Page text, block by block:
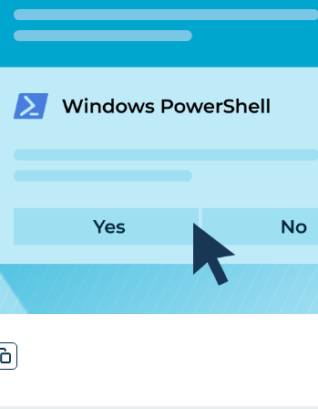
VENTAS MIRA UNA DEMO
DE VENTAS MIRA UNA DEMO
DE VENTAS MIRA UNA DEMO
DE VENTAS MIRA UNA DEMO